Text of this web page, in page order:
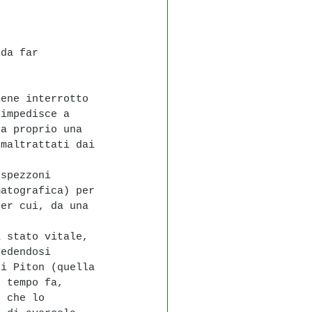
far
interrotto
a
proprio una
maltrattati dai
per
cui, da una
stato vitale,
Piton (quella
fa,
che lo